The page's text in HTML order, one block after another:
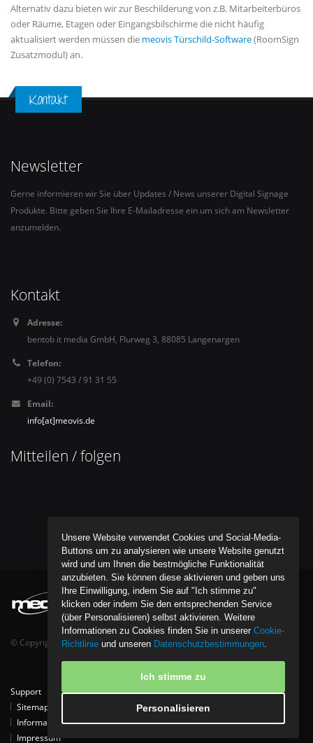
Alternativ dazu bieten wir zur Beschilderung von z.B. Mitarbeiterbüros
oder Räume, Etagen oder Eingangsbilschirme die nicht häufig
aktualisiert werden müssen die meovis Türschild-Software(RoomSign
Zusatzmodul) an.
Kontakt
Newsletter
Gerne informieren wir Sie über Updates / News unserer Digital Signage
Produkte. Bitte geben Sie Ihre E-Mailadresse ein um sich am Newsletter
anzumelden.
Kontakt
Adresse:
bentob it media GmbH, Flurweg 3, 88085 Langenargen
Telefon:
+49 (0) 7543 / 91 31 55
Email:
info[at]meovis.de
Mitteilen / folgen
© Copyright bentob it media GmbH - All Rights Reserved.
Support Tipps Kontakt Partner Download
Referenzen
Sitemap
Cookie-Richtlinie
Informationen zur Entsorgung von Elektro- und Elektronikgeräten
Impressum
Unsere Website verwendet Cookies und Social-Media-
Buttons um zu analysieren wie unsere Website genutzt
wird und um Ihnen die bestmögliche Funktionalität
anzubieten. Sie können diese aktivieren und geben uns
Ihre Einwilligung, indem Sie auf "Ich stimme zu"
klicken oder indem Sie den entsprechenden Service
(über Personalisieren) selbst aktivieren. Weitere
Informationen zu Cookies finden Sie in unserer Cookie-
Richtlinie und unseren Datenschutzbestimmungen.
Ich stimme zu
Personalisieren